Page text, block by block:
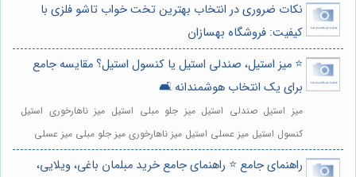
نکات ضروری در انتخاب بهترین تخت خواب تاشو فلزی با
کیفیت: فروشگاه بهسازان
⭐️ میز استیل، صندلی استیل یا کنسول استیل؟ مقایسه جامع
برای یک انتخاب هوشمندانه 🛋️
میز استیل صندلی استیل میز جلو مبلی استیل میز ناهارخوری استیل
کنسول استیل میز عسلی استیل میز ناهارخوری میز جلو مبلی میز عسلی
راهنمای جامع ⭐️ راهنمای جامع خرید مبلمان باغی، ویلایی،